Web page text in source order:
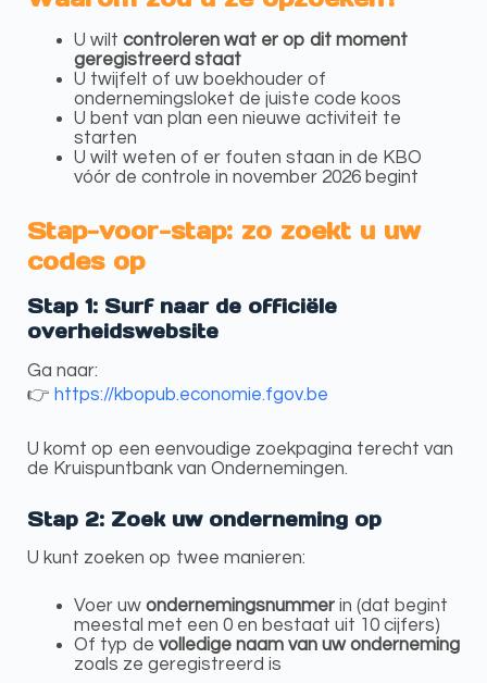
U wilt controleren wat er op dit moment
geregistreerd staat
U twijfelt of uw boekhouder of
ondernemingsloket de juiste code koos
U bent van plan een nieuwe activiteit te
starten
U wilt weten of er fouten staan in de KBO
vóór de controle in november 2026 begint
Stap-voor-stap: zo zoekt u uw
codes op
Stap 1: Surf naar de officiële
overheidswebsite
Ga naar:
👉 https://kbopub.economie.fgov.be
U komt op een eenvoudige zoekpagina terecht van
de Kruispuntbank van Ondernemingen.
Stap 2: Zoek uw onderneming op
U kunt zoeken op twee manieren:
Voer uw ondernemingsnummerin (dat begint
meestal met een 0 en bestaat uit 10 cijfers)
Of typ de volledige naam van uw onderneming
zoals ze geregistreerd is